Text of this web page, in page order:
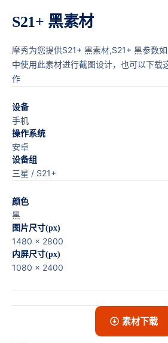
S21+ 黑素材
摩秀为您提供S21+ 黑素材,S21+ 黑参数
中使用此素材进行截图设计，也可以下载
作
设备
手机
操作系统
安卓
设备组
三星 / S21+
颜色
黑
图片尺寸(px)
1480 x 2800
内屏尺寸(px)
1080 x 2400
素材下载